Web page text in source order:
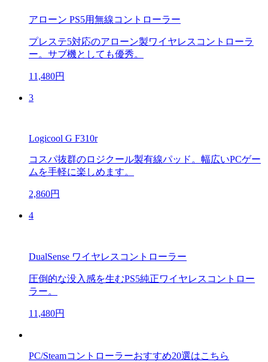
アローン PS5用無線コントローラー
プレステ5対応のアローン製ワイヤレスコントローラ
ー。サブ機としても優秀。
11,480円
3
Logicool G F310r
コスパ抜群のロジクール製有線パッド。幅広いPCゲー
ムを手軽に楽しめます。
2,860円
4
DualSense ワイヤレスコントローラー
圧倒的な没入感を生むPS5純正ワイヤレスコントロー
ラー。
11,480円
PC/Steamコントローラーおすすめ20選はこちら